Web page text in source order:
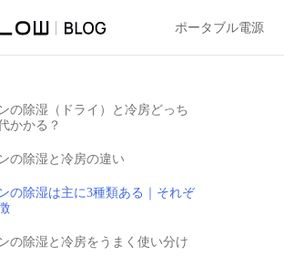
ポータブル電源
の除湿（ドライ）と冷房どっち
かかる？
の除湿と冷房の違い
の除湿は主に3種類ある｜それぞ
の除湿と冷房をうまく使い分け